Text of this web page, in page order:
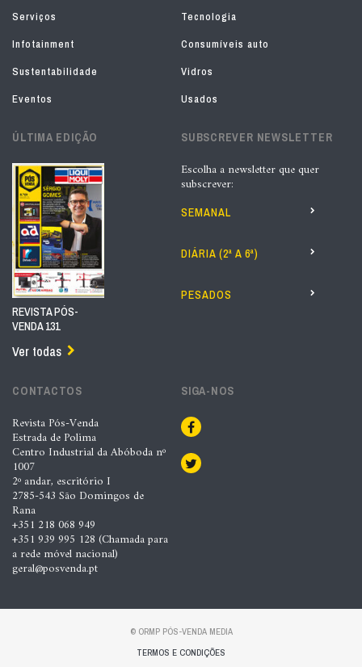
Serviços
Tecnologia
Infotainment
Consumíveis auto
Sustentabilidade
Vidros
Eventos
Usados
ÚLTIMA EDIÇÃO
REVISTA PÓS-
VENDA 131
Ver todas
SUBSCREVER NEWSLETTER
Escolha a newsletter que quer
subscrever:
SEMANAL
DIÁRIA (2ª A 6ª)
PESADOS
CONTACTOS
Revista Pós-Venda
Estrada de Polima
Centro Industrial da Abóboda nº
1007
2º andar, escritório I
2785-543 São Domingos de
Rana
+351 218 068 949
+351 939 995 128 (Chamada para
a rede móvel nacional)
geral@posvenda.pt
SIGA-NOS
© ORMP PÓS-VENDA MEDIA
TERMOS E CONDIÇÕES